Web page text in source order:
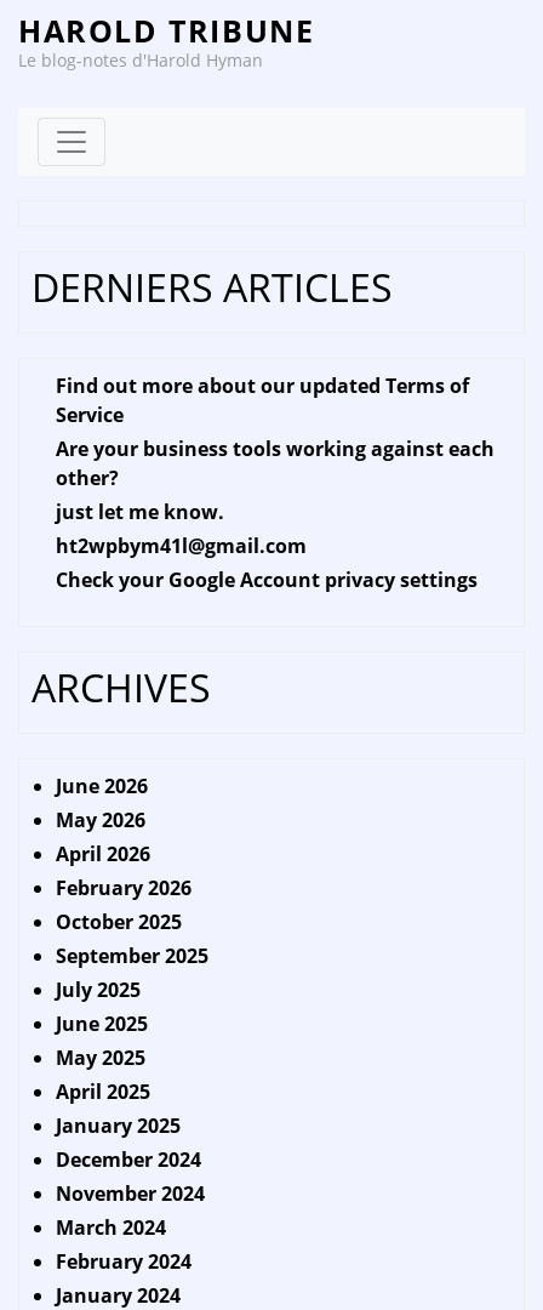
HAROLD TRIBUNE
Le blog-notes d'Harold Hyman
DERNIERS ARTICLES
Find out more about our updated Terms of
Service
Are your business tools working against each
other?
just let me know.
ht2wpbym41l@gmail.com
Check your Google Account privacy settings
ARCHIVES
June 2026
May 2026
April 2026
February 2026
October 2025
September 2025
July 2025
June 2025
May 2025
April 2025
January 2025
December 2024
November 2024
March 2024
February 2024
January 2024